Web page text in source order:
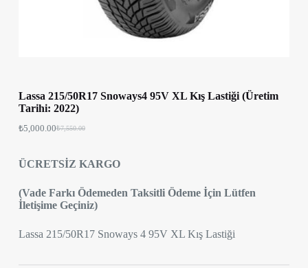
Lassa 215/50R17 Snoways4 95V XL Kış Lastiği (Üretim
Tarihi: 2022)
₺7,550.00
₺5,000.00
ÜCRETSİZ KARGO
(Vade Farkı Ödemeden Taksitli Ödeme İçin Lütfen
İletişime Geçiniz)
Lassa 215/50R17 Snoways 4 95V XL Kış Lastiği